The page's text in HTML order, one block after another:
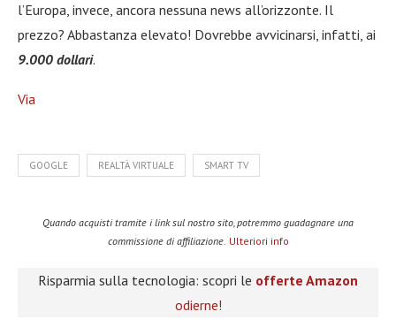
l’Europa, invece, ancora nessuna news all’orizzonte. Il
prezzo? Abbastanza elevato! Dovrebbe avvicinarsi, infatti, ai
9.000 dollari.
Via
GOOGLE REALTÀ VIRTUALE SMART TV
Quando acquisti tramite i link sul nostro sito, potremmo guadagnare una
commissione di affiliazione. Ulteriori info
Risparmia sulla tecnologia: scopri le offerte Amazon
odierne!